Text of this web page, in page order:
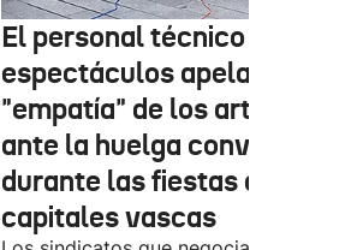
El personal técnico de
espectáculos apela a la
"empatía" de los artistas
ante la huelga convocada
durante las fiestas de las
capitales vascas